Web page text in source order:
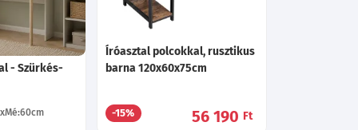
152 580
Íróasztal polcokkal, rusztikus
barna 120x60x75cm
-15% 56 190 Ft
- Szürkés-
Mé:60cm